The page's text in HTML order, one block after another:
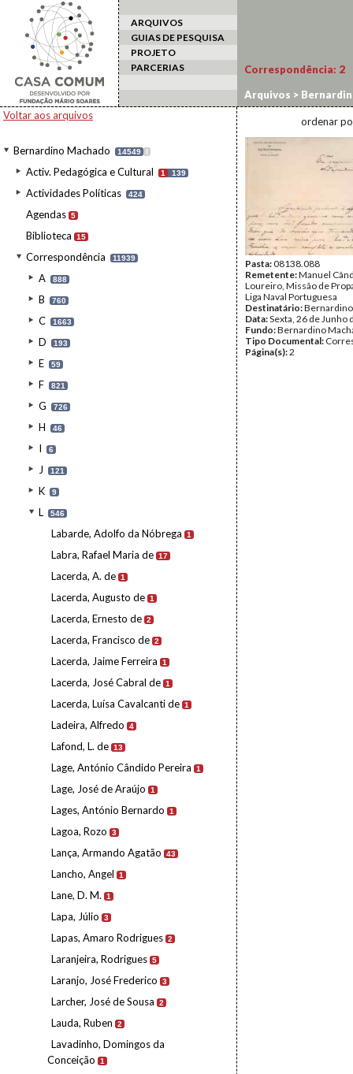
ARQUIVOS
GUIAS DE PESQUISA
PROJETO
PARCERIAS
Voltar aos arquivos
Bernardino Machado 14549 I
Activ. Pedagógica e Cultural 1 139
Actividades Políticas 424
Agendas 5
Biblioteca 15
Correspondência 11939
A 888
B 760
C 1663
D 193
E 59
F 821
G 726
H 46
I 6
J 121
K 9
L 546
Labarde, Adolfo da Nóbrega 1
Labra, Rafael Maria de 17
Lacerda, A. de 1
Lacerda, Augusto de 1
Lacerda, Ernesto de 2
Lacerda, Francisco de 2
Lacerda, Jaime Ferreira 1
Lacerda, José Cabral de 1
Lacerda, Luísa Cavalcanti de 1
Ladeira, Alfredo 4
Lafond, L. de 13
Lage, António Cândido Pereira 1
Lage, José de Araújo 1
Lages, António Bernardo 1
Lagoa, Rozo 3
Lança, Armando Agatão 43
Lancho, Angel 1
Lane, D. M. 1
Lapa, Júlio 3
Lapas, Amaro Rodrigues 2
Laranjeira, Rodrigues 5
Laranjo, José Frederico 3
Larcher, José de Sousa 2
Lauda, Ruben 2
Lavadinho, Domingos da
Conceição
1
Correspondência: 2
Arquivos >
ordenar
Pasta:08138.088
Remetente:Manuel
Loureiro, Missão de
Liga Naval Portuguesa
Destinatário:
Data:Sexta, 26 de Junho
Fundo:Bernardino
Tipo Documental:
Página(s):2